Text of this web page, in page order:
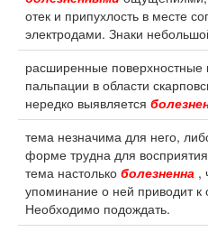
отек и припухлость в месте
электродами. Знаки
расширенные
пальпации в области
нередко выявляется
тема незначима для него,
форме трудна для
тема настолько болезненна ,
упоминание о ней приводит к
Необходимо подождать.